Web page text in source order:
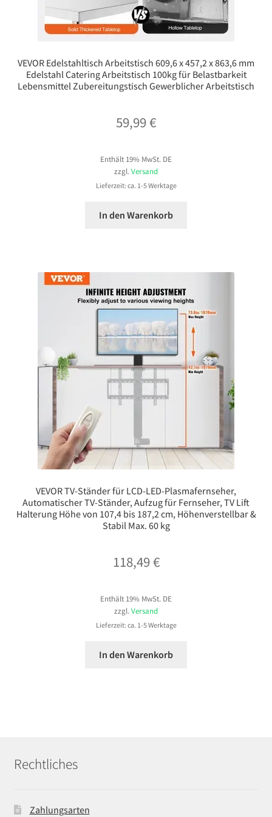
VEVOR Edelstahltisch Arbeitstisch 609,6 x 457,2 x 863,6 mm
Edelstahl Catering Arbeitstisch 100kg für Belastbarkeit
Lebensmittel Zubereitungstisch Gewerblicher Arbeitstisch
59,99€
Enthält 19% MwSt. DE
zzgl. Versand
Lieferzeit: ca. 1-5 Werktage
In den Warenkorb
VEVOR TV-Ständer für LCD-LED-Plasmafernseher,
Automatischer TV-Ständer, Aufzug für Fernseher, TV Lift
Halterung Höhe von 107,4 bis 187,2 cm, Höhenverstellbar &
Stabil Max. 60 kg
118,49€
Enthält 19% MwSt. DE
zzgl. Versand
Lieferzeit: ca. 1-5 Werktage
In den Warenkorb
Rechtliches
Zahlungsarten